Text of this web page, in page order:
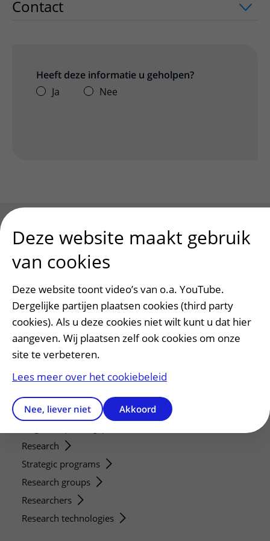
Contact uitklapper, klik om te openen
Heeft deze informatie u geholpen?
Ja
Nee
Patiënt en bezoek
Afspraak maken of wijzigen
Voorbereiden op uw afspraak
Wijzigen patiëntgegevens
Opvragen kopie dossier
Bezoektijden
Onderwijs en onderzoek
De Nieuwe Utrechtse School
Research
Strategic programs
Research groups
Researchers
Research technologies
Deze website maakt gebruik
van cookies
Deze website toont video’s van o.a. YouTube.
Dergelijke partijen plaatsen cookies (third party
cookies). Als u deze cookies niet wilt kunt u dat hier
aangeven. Wij plaatsen zelf ook cookies om onze
site te verbeteren.
Lees meer over het cookiebeleid
Nee, liever niet Akkoord